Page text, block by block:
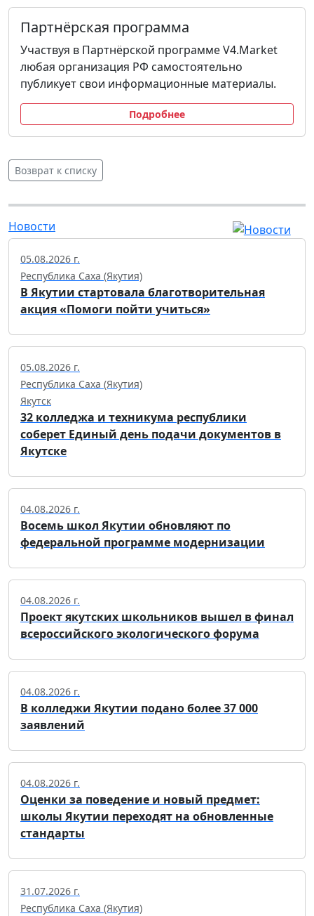
Партнёрская программа
Участвуя в Партнёрской программе V4.Market
любая организация РФ самостоятельно
публикует свои информационные материалы.
Подробнее
Возврат к списку
Новости
05.08.2026 г.
Республика Саха (Якутия)
В Якутии стартовала благотворительная
акция «Помоги пойти учиться»
05.08.2026 г.
Республика Саха (Якутия)
Якутск
32 колледжа и техникума республики
соберет Единый день подачи документов в
Якутске
04.08.2026 г.
Восемь школ Якутии обновляют по
федеральной программе модернизации
04.08.2026 г.
Проект якутских школьников вышел в финал
всероссийского экологического форума
04.08.2026 г.
В колледжи Якутии подано более 37 000
заявлений
04.08.2026 г.
Оценки за поведение и новый предмет:
школы Якутии переходят на обновленные
стандарты
31.07.2026 г.
Республика Саха (Якутия)